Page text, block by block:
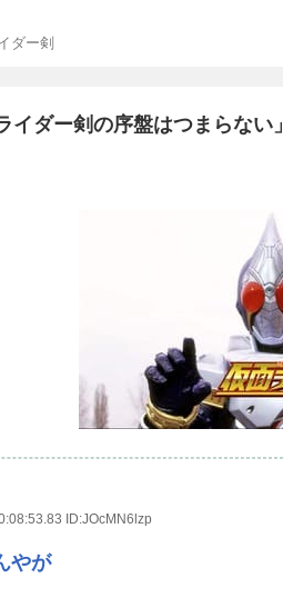
ダー剣
イダー剣の序盤はつまらない」
ID:JOcMN6lzp
やが